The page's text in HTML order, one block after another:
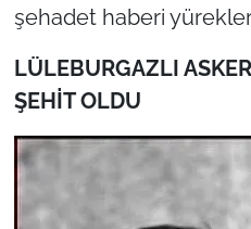
şehadet haberi
LÜLEBURGAZLI
ŞEHİT OLDU
Dış Haberler
Magazin
İş Dünyası
Bilim Teknoloji